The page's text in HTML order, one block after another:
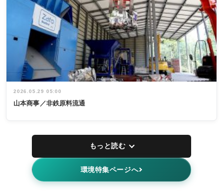
2026.05.29 05:00
山本商事／非鉄原料流通
もっと読む
環境特集ページへ